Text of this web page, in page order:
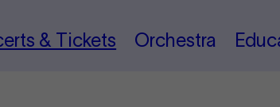
& Tickets Orchestra